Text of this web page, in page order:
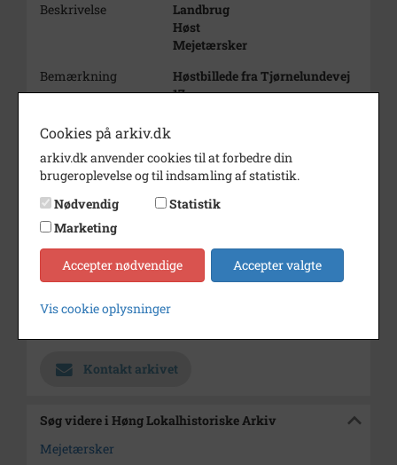
Beskrivelse
Landbrug
Høst
Mejetærsker
Bemærkning
Høstbillede fra Tjørnelundevej
17.
Årstal
Dateringsnote
1970
Fotograf
Ukendt
Se på kort
Type
Sogn (1000-2050)
Enhed
Finderup Sogn (Kalundborg
Kontakt arkivet
Søg videre i Høng Lokalhistoriske Arkiv
Mejetærsker
Cookies på arkiv.dk
arkiv.dk anvender cookies til at forbedre din
brugeroplevelse og til indsamling af statistik.
Nødvendig
Statistik
Marketing
Accepter nødvendige Accepter valgte
Vis cookie oplysninger